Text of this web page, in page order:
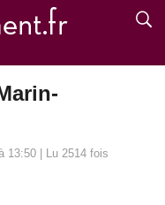
13:50 | Lu 2514 fois